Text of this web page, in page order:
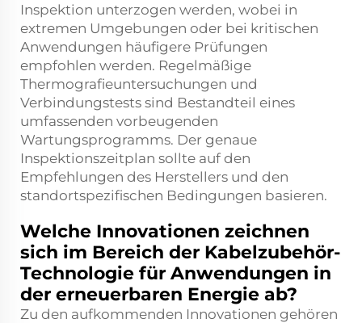
Inspektion unterzogen werden, wobei in
extremen Umgebungen oder bei kritischen
Anwendungen häufigere Prüfungen
empfohlen werden. Regelmäßige
Thermografieuntersuchungen und
Verbindungstests sind Bestandteil eines
umfassenden vorbeugenden
Wartungsprogramms. Der genaue
Inspektionszeitplan sollte auf den
Empfehlungen des Herstellers und den
standortspezifischen Bedingungen basieren.
Welche Innovationen zeichnen
sich im Bereich der Kabelzubehör-
Technologie für Anwendungen in
der erneuerbaren Energie ab?
Zu den aufkommenden Innovationen gehören